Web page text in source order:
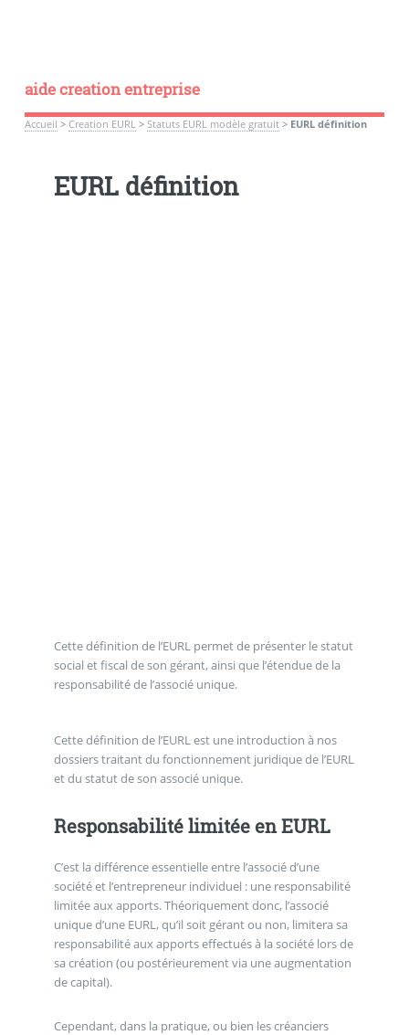
aide creation entreprise
Accueil > Creation EURL> Statuts EURL modèle gratuit> EURL définition
EURL définition
Cette définition de l’EURL permet de présenter le statut
social et fiscal de son gérant, ainsi que l’étendue de la
responsabilité de l’associé unique.
Cette définition de l’EURL est une introduction à nos
dossiers traitant du fonctionnement juridique de l’EURL
et du statut de son associé unique.
Responsabilité limitée en EURL
C’est la différence essentielle entre l’associé d’une
société et l’entrepreneur individuel : une responsabilité
limitée aux apports. Théoriquement donc, l’associé
unique d’une EURL, qu’il soit gérant ou non, limitera sa
responsabilité aux apports effectués à la société lors de
sa création (ou postérieurement via une augmentation
de capital).
Cependant, dans la pratique, ou bien les créanciers